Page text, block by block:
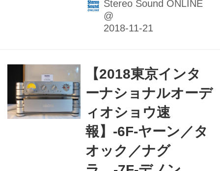
週は大阪にて二つのオーディオ
ショウが開催される。 一つは
祝）から25日（日）までの三日
間、大阪・心斎橋の「ハートン
ホテル心斎橋（別館・本館）」
にて行われる。 28回目となる今
年は、初出展にアイレックス株
式会社、Yoshino Trading株式会
社を迎えた全23社が参加。各ブ
ースとも、個性的で魅力ある最
Stereo Sound ONLINE
@
【2018東京インタ
ーナショナルオーデ
ィオショウ速
報】-6F-ヤーン／タ
オック／ナグ